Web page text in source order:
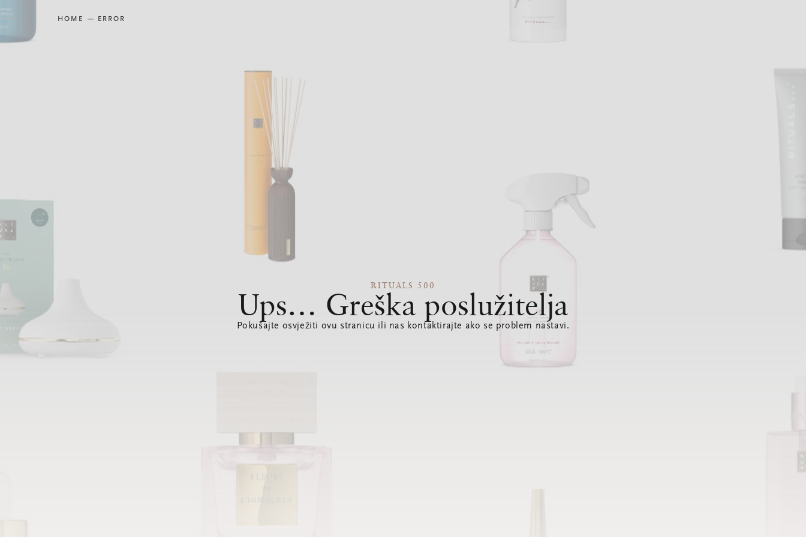
HOME ERROR
RITUALS 500
Ups… Greška poslužitelja
Pokušajte osvježiti ovu stranicu ili nas kontaktirajte ako se problem nastavi.